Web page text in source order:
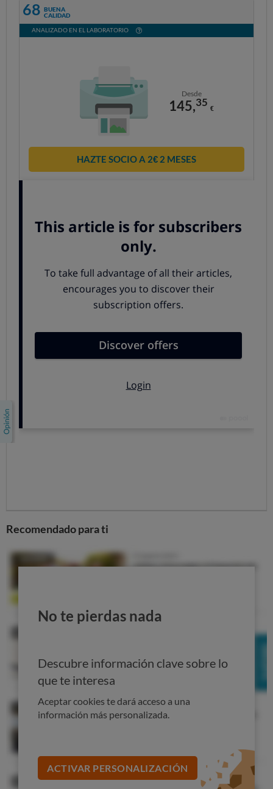
68 BUENA
CALIDAD
ANALIZADO EN EL LABORATORIO
Desde
145,35 €
HAZTE SOCIO A 2€ 2 MESES
68
169,00
HAZTE SOCIO A 2€ 2 MESES
HAZTE SOCIO A 2€ 2 MESES
Ver todas las impresoras
Otra posibilidad para ahorrar dinero en tinta es poner el
foco en el tipo de cartuchos.
Recomendado para ti
No te pierdas nada
Descubre información clave sobre lo
que te interesa
Aceptar cookies te dará acceso a una
información más personalizada.
ACTIVAR PERSONALIZACIÓN